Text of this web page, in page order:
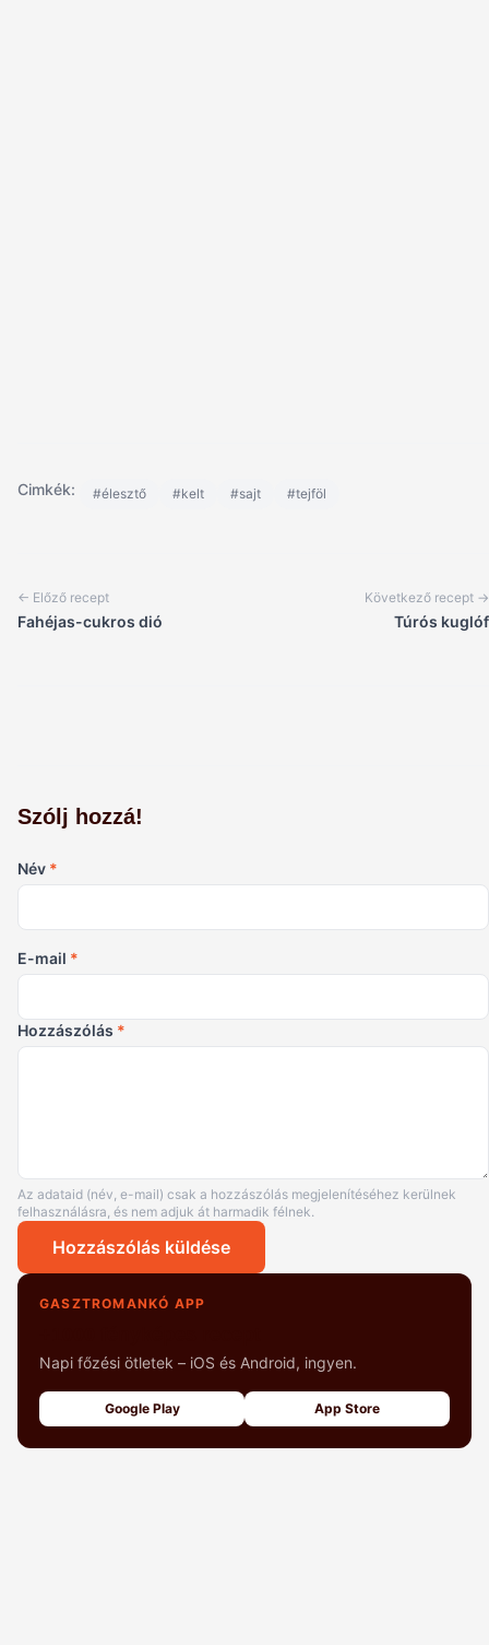
Cimkék: #élesztő #kelt #sajt #tejföl
← Előző recept
Fahéjas-cukros dió
Következő recept →
Túrós kuglóf
Szólj hozzá!
Név *
E-mail *
Hozzászólás *
Az adataid (név, e-mail) csak a hozzászólás megjelenítéséhez kerülnek
felhasználásra, és nem adjuk át harmadik félnek.
Hozzászólás küldése
GASZTROMANKÓ APP
Napi főzési ötletek – iOS és Android, ingyen.
Google Play App Store